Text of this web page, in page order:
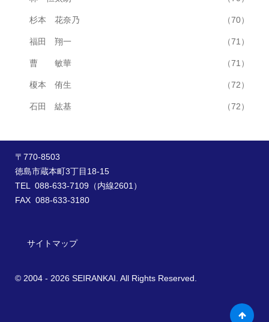
杉本 花奈乃 （70）
福田 翔一 （71）
曹 敏華 （71）
榎本 侑生 （72）
石田 紘基 （72）
〒770-8503
徳島市蔵本町3丁目18-15
TEL 088-633-7109（内線2601）
FAX 088-633-3180
サイトマップ
© 2004 - 2026 SEIRANKAI. All Rights Reserved.